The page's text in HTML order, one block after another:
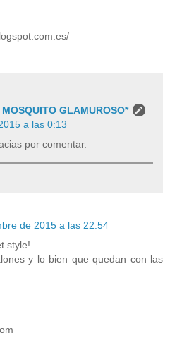
GLAMUROSO*
a las 0:13
por comentar.
de 2015 a las 22:54
style!
y lo bien que quedan con las